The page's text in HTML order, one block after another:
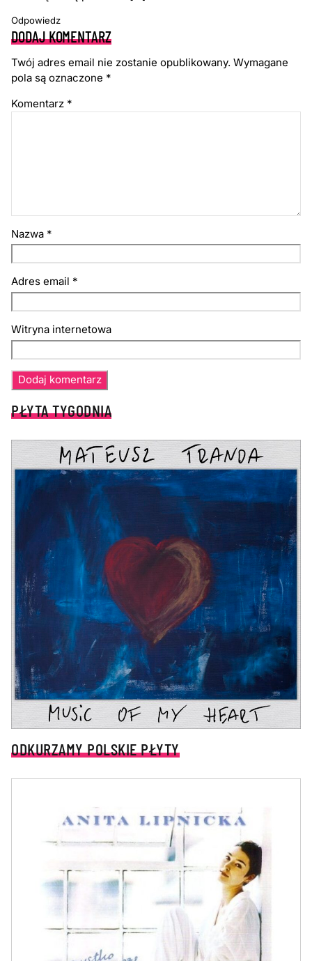
Odpowiedz
DODAJ KOMENTARZ
Twój adres email nie zostanie opublikowany. Wymagane
pola są oznaczone *
Komentarz *
Nazwa *
Adres email *
Witryna internetowa
PŁYTA TYGODNIA
ODKURZAMY POLSKIE PŁYTY